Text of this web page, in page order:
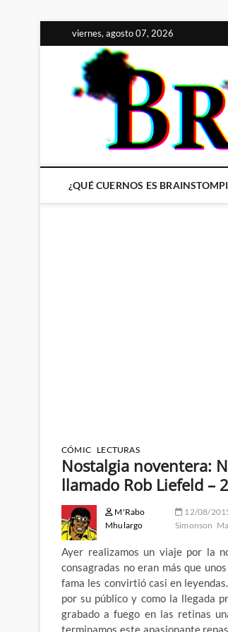
al
contenido
viernes, agosto 07, 2026
¿QUÉ CUERNOS ES
CÓMIC LECTURAS
Nostalgia noventera:
llamado Rob Liefeld –
M'Rabo
Mhulargo
12/08/
Simonson
Ayer realizamos un viaje por la
consagradas no eran más que
fama les convirtió casi en
por su público y como la llegada
grabado a fuego en las retinas